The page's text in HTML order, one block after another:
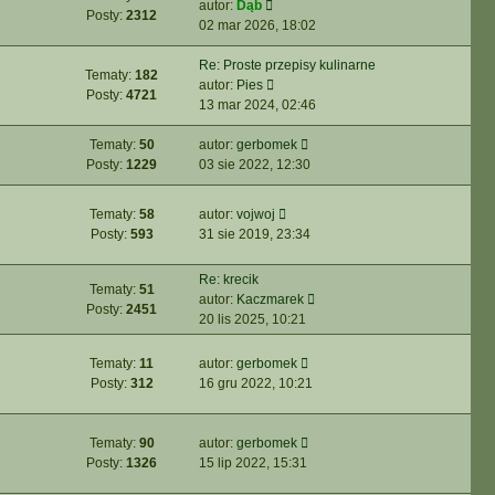
s
t
y
o
t
a
n
w
z
y
s
i
e
t
l
n
a
j
n
o
w
s
p
s
Posty: 2312
autor: Dąb
y
ś
w
i
e
t
l
n
a
n
o
w
z
y
o
02 mar 2026, 18:02
Tematy: 182
Posty: 4721
Re: Proste przepisy kulinarne
autor: Pies
y
ś
w
e
l
n
a
n
o
s
o
s
13 mar 2024, 02:46
Tematy: 50
Posty: 1229
autor: gerbomek
y
ś
e
t
n
o
03 sie 2022, 12:30
Tematy: 58
Posty: 593
autor: vojwoj
y
i
e
t
n
a
j
o
w
s
31 sie 2019, 23:34
Tematy: 51
Posty: 2451
Re: krecik
autor: Kaczmarek
ś
t
20 lis 2025, 10:21
Tematy: 11
Posty: 312
autor: gerbomek
y
16 gru 2022, 10:21
Tematy: 90
Posty: 1326
autor: gerbomek
15 lip 2022, 15:31